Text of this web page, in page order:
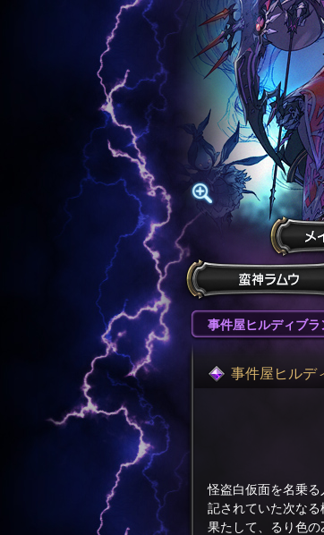
事件屋ヒルディブラ
事件屋ヒルデ
怪盗白仮面を名乗
記されていた次な
果たして、るり色